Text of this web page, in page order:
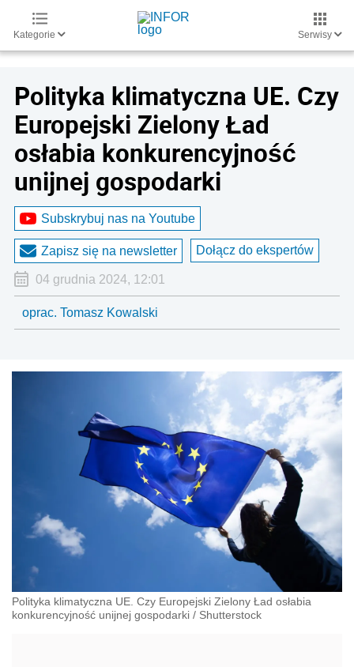
Kategorie Serwisy
Polityka klimatyczna UE. Czy
Europejski Zielony Ład
osłabia konkurencyjność
unijnej gospodarki
Subskrybuj nas na Youtube
Zapisz się na newsletter Dołącz do ekspertów
04 grudnia 2024, 12:01
oprac. Tomasz Kowalski
Polityka klimatyczna UE. Czy Europejski Zielony Ład osłabia
konkurencyjność unijnej gospodarki / Shutterstock